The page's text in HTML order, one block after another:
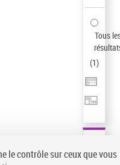
Tous
(1)
le contrôle sur ceux que vous